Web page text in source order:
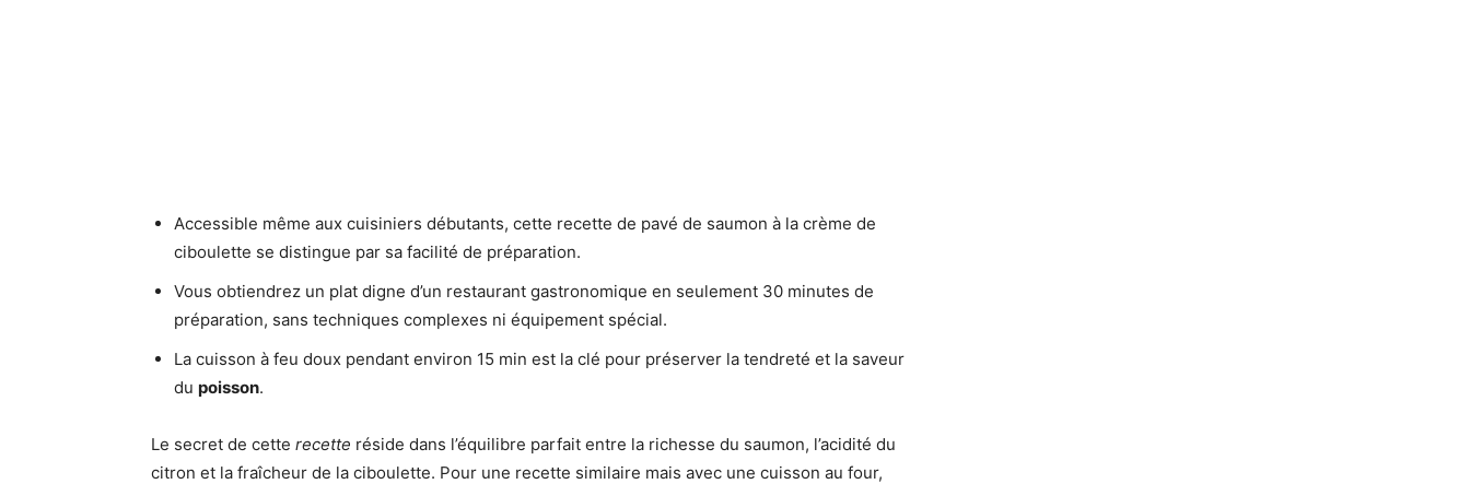
Accessible même aux cuisiniers débutants, cette recette de pavé de saumon à la crème de
ciboulette se distingue par sa facilité de préparation.
Vous obtiendrez un plat digne d’un restaurant gastronomique en seulement 30 minutes de
préparation, sans techniques complexes ni équipement spécial.
La cuisson à feu doux pendant environ 15 min est la clé pour préserver la tendreté et la saveur
du poisson.
Le secret de cette recette réside dans l’équilibre parfait entre la richesse du saumon, l’acidité du
citron et la fraîcheur de la ciboulette. Pour une recette similaire mais avec une cuisson au four,